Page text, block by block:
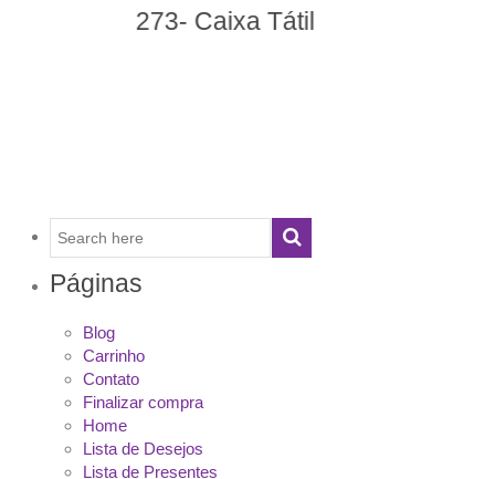
Alfabetização com
Páginas
Blog
Carrinho
Contato
Finalizar compra
Home
Lista de Desejos
Lista de Presentes